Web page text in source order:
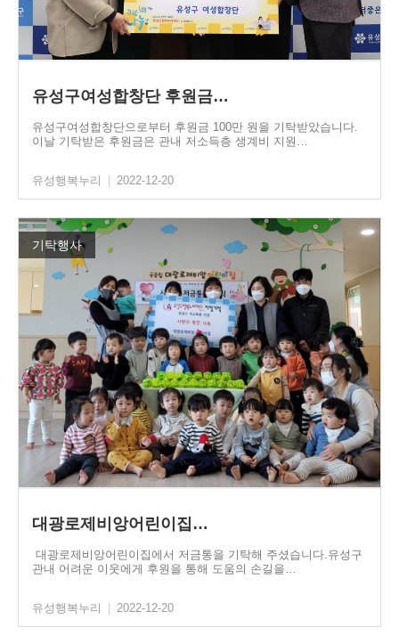
유성구여성합창단 후원금…
유성구여성합창단으로부터 후원금 100만 원을 기탁받았습니다.
이날 기탁받은 후원금은 관내 저소득층 생계비 지원…
유성행복누리 2022-12-20
기탁행사
대광로제비앙어린이집…
대광로제비앙어린이집에서 저금통을 기탁해 주셨습니다.유성구
관내 어려운 이웃에게 후원을 통해 도움의 손길을…
유성행복누리 2022-12-20